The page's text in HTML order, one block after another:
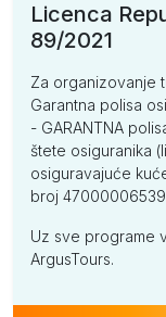
Licenca
89/2021
Za organizovanje
Garantna polisa
- GARANTNA
štete osiguranika
osiguravajuće
broj
Uz sve programe
ArgusTours.